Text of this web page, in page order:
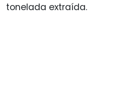
tonelada extraída.